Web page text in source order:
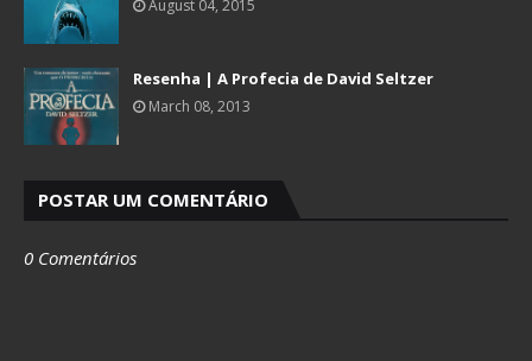
August 04, 2015
Resenha | A Profecia de David Seltzer
March 08, 2013
POSTAR UM COMENTÁRIO
0 Comentários